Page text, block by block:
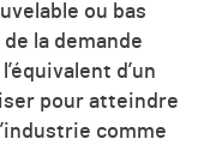
ou bas
la demande
d’un
pour atteindre
comme